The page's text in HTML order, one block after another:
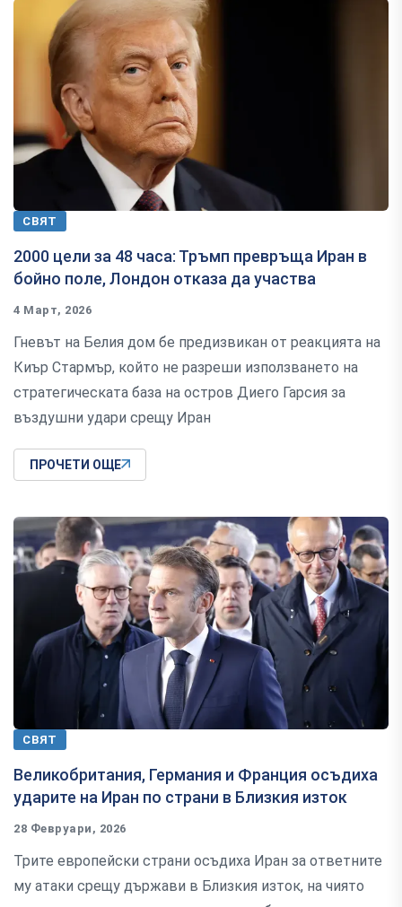
СВЯТ
2000 цели за 48 часа: Тръмп превръща Иран в
бойно поле, Лондон отказа да участва
4 Март, 2026
Гневът на Белия дом бе предизвикан от реакцията на
Киър Стармър, който не разреши използването на
стратегическата база на остров Диего Гарсия за
въздушни удари срещу Иран
ПРОЧЕТИ ОЩЕ
СВЯТ
Великобритания, Германия и Франция осъдиха
ударите на Иран по страни в Близкия изток
28 Февруари, 2026
Трите европейски страни осъдиха Иран за ответните
му атаки срещу държави в Близкия изток, на чиято